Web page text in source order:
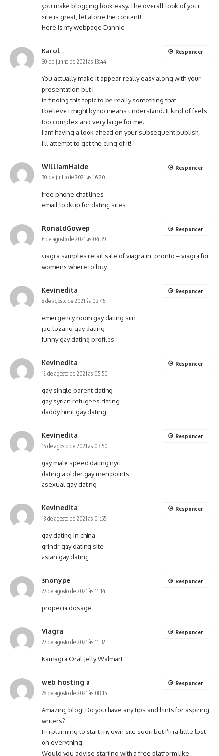
you make blogging look easy. The overall look of your
site is great, let alone the content!
Here is my webpage Dannie
Karol
30 de junho de 2021 às 13:44
You actually make it appear really easy along with your
presentation but I
in finding this topic to be really something that
I believe I might by no means understand. It kind of feels
too complex and very large for me.
I am having a look ahead on your subsequent publish,
I’ll attempt to get the cling of it!
Responder
WilliamHaide
30 de julho de 2021 às 16:20
free phone chat lines
email lookup for dating sites
Responder
RonaldGowep
6 de agosto de 2021 às 04:39
viagra samples retail sale of viagra in toronto – viagra for
womens where to buy
Responder
Kevinedita
8 de agosto de 2021 às 03:45
emergency room gay dating sim
joe lozano gay dating
funny gay dating profiles
Responder
Kevinedita
12 de agosto de 2021 às 05:50
gay single parent dating
gay syrian refugees dating
daddy hunt gay dating
Responder
Kevinedita
15 de agosto de 2021 às 03:50
gay male speed dating nyc
dating a older gay men points
asexual gay dating
Responder
Kevinedita
18 de agosto de 2021 às 01:55
gay dating in china
grindr gay dating site
asian gay dating
Responder
snonype
27 de agosto de 2021 às 11:14
propecia dosage
Responder
Viagra
27 de agosto de 2021 às 11:32
Kamagra Oral Jelly Walmart
Responder
web hosting a
28 de agosto de 2021 às 08:15
Amazing blog! Do you have any tips and hints for aspiring
writers?
I’m planning to start my own site soon but I’m a little lost
on everything.
Would you advise starting with a free platform like
Responder